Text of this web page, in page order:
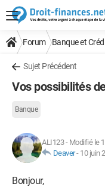
Forum Banque et
Sujet Précédent
Vos possibilités
Banque
ALI123- Modifié le
Deaver- 10 juin
Bonjour,